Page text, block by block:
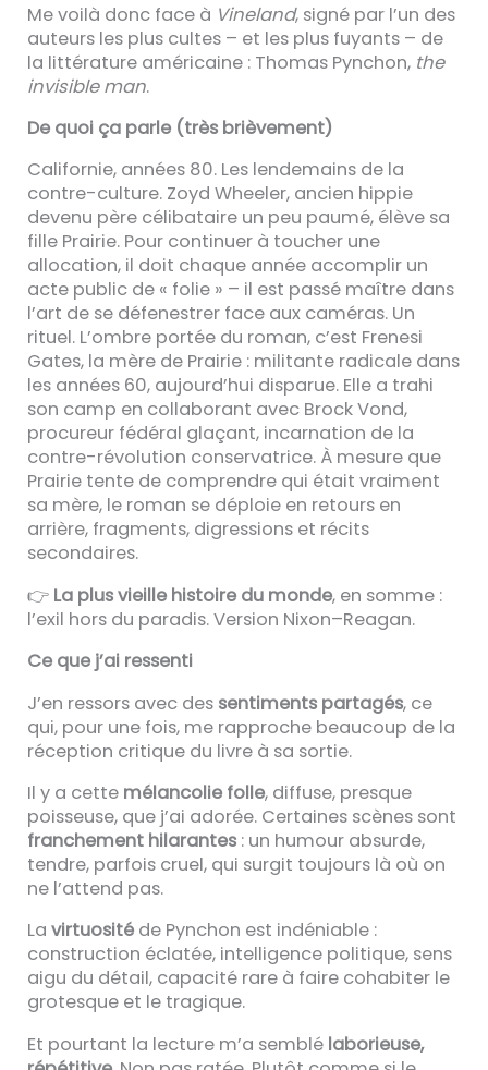
Me voilà donc face à Vineland, signé par l’un des
auteurs les plus cultes – et les plus fuyants – de
la littérature américaine : Thomas Pynchon, the
invisible man.
De quoi ça parle (très brièvement)
Californie, années 80. Les lendemains de la
contre-culture. Zoyd Wheeler, ancien hippie
devenu père célibataire un peu paumé, élève sa
fille Prairie. Pour continuer à toucher une
allocation, il doit chaque année accomplir un
acte public de « folie » – il est passé maître dans
l’art de se défenestrer face aux caméras. Un
rituel. L’ombre portée du roman, c’est Frenesi
Gates, la mère de Prairie : militante radicale dans
les années 60, aujourd’hui disparue. Elle a trahi
son camp en collaborant avec Brock Vond,
procureur fédéral glaçant, incarnation de la
contre-révolution conservatrice. À mesure que
Prairie tente de comprendre qui était vraiment
sa mère, le roman se déploie en retours en
arrière, fragments, digressions et récits
secondaires.
👉 La plus vieille histoire du monde, en somme :
l’exil hors du paradis. Version Nixon–Reagan.
Ce que j’ai ressenti
J’en ressors avec des sentiments partagés, ce
qui, pour une fois, me rapproche beaucoup de la
réception critique du livre à sa sortie.
Il y a cette mélancolie folle, diffuse, presque
poisseuse, que j’ai adorée. Certaines scènes sont
franchement hilarantes : un humour absurde,
tendre, parfois cruel, qui surgit toujours là où on
ne l’attend pas.
Lavirtuosité de Pynchon est indéniable :
construction éclatée, intelligence politique, sens
aigu du détail, capacité rare à faire cohabiter le
grotesque et le tragique.
Et pourtant la lecture m’a semblé laborieuse,